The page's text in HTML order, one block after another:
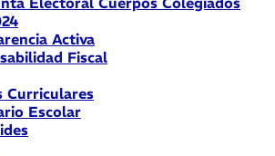
Activa
Fiscal
Curriculares
Escolar